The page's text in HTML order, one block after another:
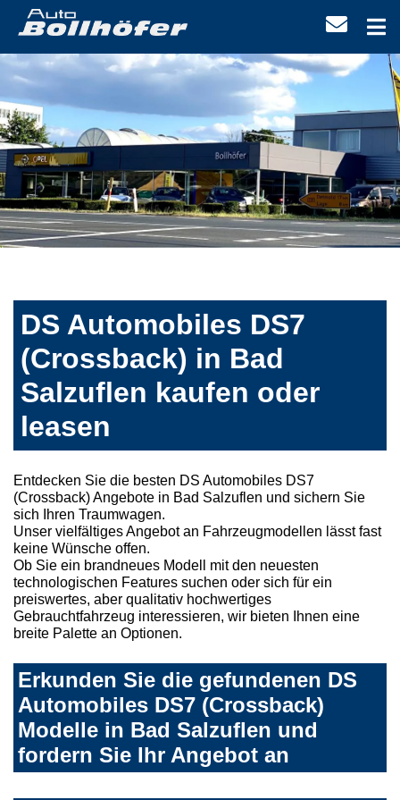
DS Automobiles DS7
(Crossback) in Bad
Salzuflen kaufen oder
leasen
Entdecken Sie die besten DS Automobiles DS7
(Crossback) Angebote in Bad Salzuflen und sichern Sie
sich Ihren Traumwagen.
Unser vielfältiges Angebot an Fahrzeugmodellen lässt fast
keine Wünsche offen.
Ob Sie ein brandneues Modell mit den neuesten
technologischen Features suchen oder sich für ein
preiswertes, aber qualitativ hochwertiges
Gebrauchtfahrzeug interessieren, wir bieten Ihnen eine
breite Palette an Optionen.
Erkunden Sie die gefundenen DS
Automobiles DS7 (Crossback)
Modelle in Bad Salzuflen und
fordern Sie Ihr Angebot an